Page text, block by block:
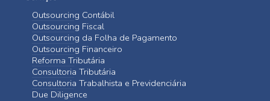
Outsourcing Contábil
Outsourcing Fiscal
Outsourcing da Folha de Pagamento
Outsourcing Financeiro
Reforma Tributária
Consultoria Tributária
Consultoria Trabalhista e Previdenciária
Due Diligence